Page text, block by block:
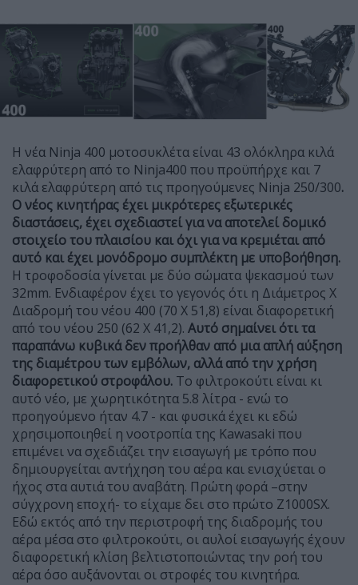
Η νέα Ninja 400 μοτοσυκλέτα είναι 43 ολόκληρα κιλά
ελαφρύτερη από το Ninja400 που προϋπήρχε και 7
κιλά ελαφρύτερη από τις προηγούμενες Ninja 250/300.
Ο νέος κινητήρας έχει μικρότερες εξωτερικές
διαστάσεις, έχει σχεδιαστεί για να αποτελεί δομικό
στοιχείο του πλαισίου και όχι για να κρεμιέται από
αυτό και έχει μονόδρομο συμπλέκτη με υποβοήθηση.
Η τροφοδοσία γίνεται με δύο σώματα ψεκασμού των
32mm. Ενδιαφέρον έχει το γεγονός ότι η Διάμετρος Χ
Διαδρομή του νέου 400 (70 Χ 51,8) είναι διαφορετική
από του νέου 250 (62 Χ 41,2). Αυτό σημαίνει ότι τα
παραπάνω κυβικά δεν προήλθαν από μια απλή αύξηση
της διαμέτρου των εμβόλων, αλλά από την χρήση
διαφορετικού στροφάλου. Το φιλτροκούτι είναι κι
αυτό νέο, με χωρητικότητα 5.8 λίτρα - ενώ το
προηγούμενο ήταν 4.7 - και φυσικά έχει κι εδώ
χρησιμοποιηθεί η νοοτροπία της Kawasaki που
επιμένει να σχεδιάζει την εισαγωγή με τρόπο που
δημιουργείται αντήχηση του αέρα και ενισχύεται ο
ήχος στα αυτιά του αναβάτη. Πρώτη φορά –στην
σύγχρονη εποχή- το είχαμε δει στο πρώτο Z1000SX.
Εδώ εκτός από την περιστροφή της διαδρομής του
αέρα μέσα στο φιλτροκούτι, οι αυλοί εισαγωγής έχουν
διαφορετική κλίση βελτιστοποιώντας την ροή του
αέρα όσο αυξάνονται οι στροφές του κινητήρα.